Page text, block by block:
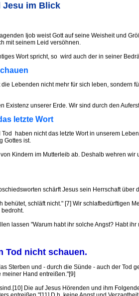
Jesu im Blick
Ijob weist Gott auf seine Weisheit und
mit seinem Leid versöhnen.
Wort spricht, so wird auch der in seiner
Lebenden nicht mehr für sich leben,
unserer Erde. Wir sind durch den
letzte Wort
haben nicht das letzte Wort in unserem
Gottes ist.
Kindern im Mutterleib ab. Deshalb wehren
schärft Jesus sein Herrschaft
behütet, schläft nicht." [7] Wir
bedroht.
lassen "Warum habt ihr solche Angst? Habt
Tod nicht schauen.
Sterben und - durch die Sünde - auch der
Hand entreißen."[9]
Die auf Jesus Hörenden und ihm